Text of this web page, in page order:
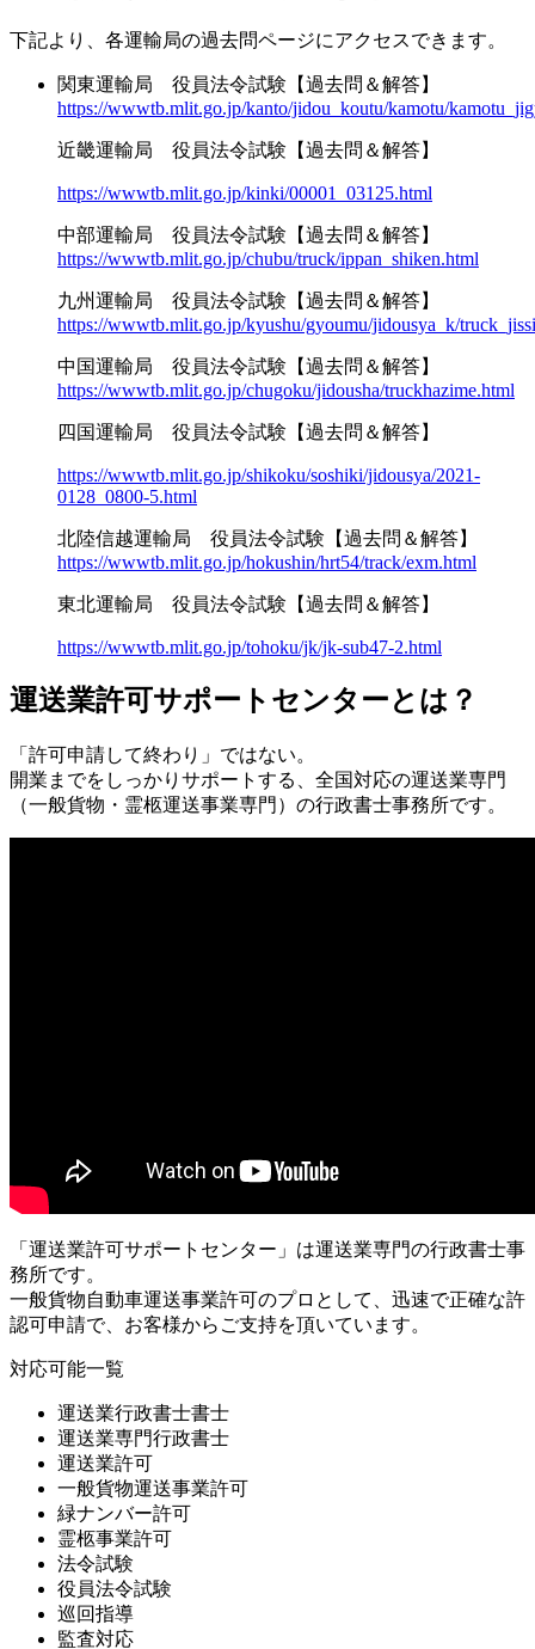
下記より、各運輸局の過去問ページにアクセスできます。
関東運輸局 役員法令試験【過去問＆解答】
https://wwwtb.mlit.go.jp/kanto/jidou_koutu/kamotu/
近畿運輸局 役員法令試験【過去問＆解答】
https://wwwtb.mlit.go.jp/kinki/00001_03125.html
中部運輸局 役員法令試験【過去問＆解答】
https://wwwtb.mlit.go.jp/chubu/truck/ippan_shiken.html
九州運輸局 役員法令試験【過去問＆解答】
https://wwwtb.mlit.go.jp/kyushu/gyoumu/jidousya_k/
中国運輸局 役員法令試験【過去問＆解答】
https://wwwtb.mlit.go.jp/chugoku/jidousha/truckhazime.html
四国運輸局 役員法令試験【過去問＆解答】
https://wwwtb.mlit.go.jp/shikoku/soshiki/jidousya/2021-
0128_0800-5.html
北陸信越運輸局 役員法令試験【過去問＆解答】
https://wwwtb.mlit.go.jp/hokushin/hrt54/track/exm.html
東北運輸局 役員法令試験【過去問＆解答】
https://wwwtb.mlit.go.jp/tohoku/jk/jk-sub47-2.html
運送業許可サポートセンターとは？
「許可申請して終わり」ではない。
開業までをしっかりサポートする、全国対応の運送業専門
（一般貨物・霊柩運送事業専門）の行政書士事務所です。
「運送業許可サポートセンター」は運送業専門の行政書士事
務所です。
一般貨物自動車運送事業許可のプロとして、迅速で正確な許
認可申請で、お客様からご支持を頂いています。
対応可能一覧
運送業行政書士書士
運送業専門行政書士
運送業許可
一般貨物運送事業許可
緑ナンバー許可
霊柩事業許可
法令試験
役員法令試験
巡回指導
監査対応